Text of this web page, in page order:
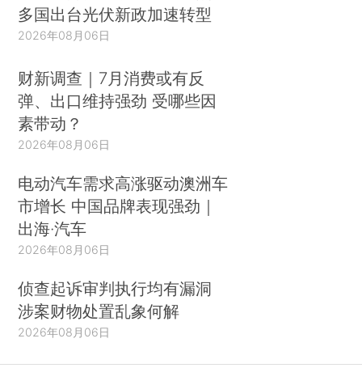
多国出台光伏新政加速转型
2026年08月06日
财新调查｜7月消费或有反
弹、出口维持强劲 受哪些因
素带动？
2026年08月06日
电动汽车需求高涨驱动澳洲车
市增长 中国品牌表现强劲｜
出海·汽车
2026年08月06日
侦查起诉审判执行均有漏洞
涉案财物处置乱象何解
2026年08月06日